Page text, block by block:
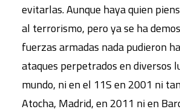
evitarlas. Aunque haya quien
al terrorismo, pero ya se ha
fuerzas armadas nada pudieron
ataques perpetrados en diversos
mundo, ni en el 11S en 2001 ni
Atocha, Madrid, en 2011 ni en